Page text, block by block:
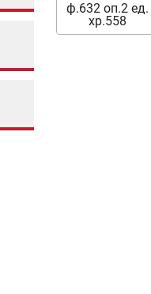
ф.632 оп.2 ед.
хр.558